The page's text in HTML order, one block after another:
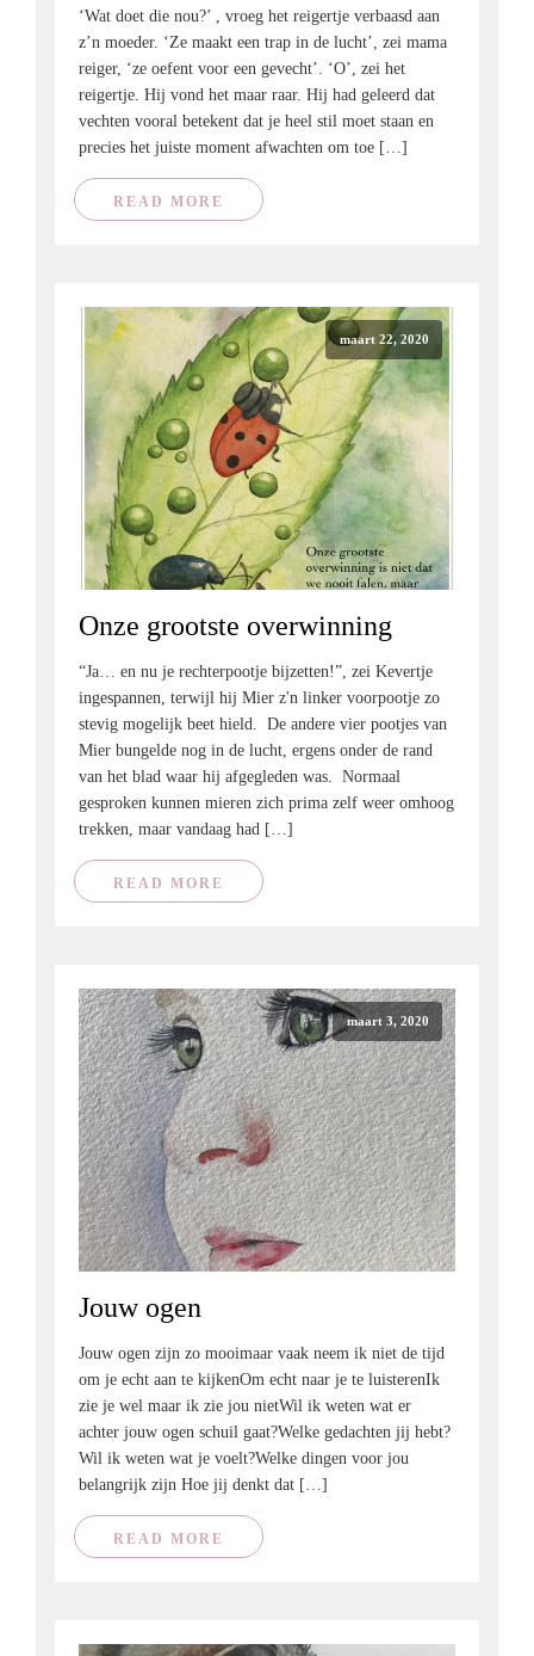
‘Wat doet die nou?’ , vroeg het reigertje verbaasd aan
z’n moeder. ‘Ze maakt een trap in de lucht’, zei mama
reiger, ‘ze oefent voor een gevecht’. ‘O’, zei het
reigertje. Hij vond het maar raar. Hij had geleerd dat
vechten vooral betekent dat je heel stil moet staan en
precies het juiste moment afwachten om toe […]
READ MORE
maart 22, 2020
Onze grootste overwinning
“Ja… en nu je rechterpootje bijzetten!”, zei Kevertje
ingespannen, terwijl hij Mier z'n linker voorpootje zo
stevig mogelijk beet hield. De andere vier pootjes van
Mier bungelde nog in de lucht, ergens onder de rand
van het blad waar hij afgegleden was. Normaal
gesproken kunnen mieren zich prima zelf weer omhoog
trekken, maar vandaag had […]
READ MORE
maart 3, 2020
Jouw ogen
Jouw ogen zijn zo mooimaar vaak neem ik niet de tijd
om je echt aan te kijkenOm echt naar je te luisterenIk
zie je wel maar ik zie jou nietWil ik weten wat er
achter jouw ogen schuil gaat?Welke gedachten jij hebt?
Wil ik weten wat je voelt?Welke dingen voor jou
belangrijk zijn Hoe jij denkt dat […]
READ MORE